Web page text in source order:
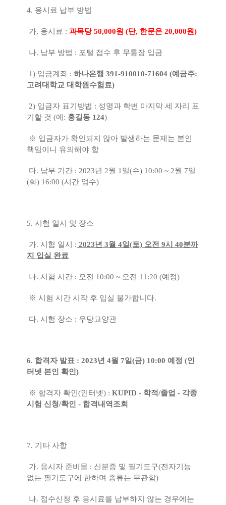
4. 응시료 납부 방법
가, 응시료 : 과목당 50,000원 (단, 한문은 20,000원)
나. 납부 방법 : 포털 접수 후 무통장 입금
1) 입금계좌 : 하나은행 391-910010-71604 (예금주:
고려대학교 대학원수험료)
2) 입금자 표기방법 : 성명과 학번 마지막 세 자리 표
기할 것 (예: 홍길동 124)
※ 입금자가 확인되지 않아 발생하는 문제는 본인
책임이니 유의해야 함
다. 납부 기간 : 2023년 2월 1일(수) 10:00 ~ 2월 7일
(화) 16:00 (시간 엄수)
5. 시험 일시 및 장소
가. 시험 일시 : 2023년 3월 4일(토) 오전 9시 40분까
지 입실 완료
나. 시험 시간 : 오전 10:00 ~ 오전 11:20 (예정)
※ 시험 시간 시작 후 입실 불가합니다.
다. 시험 장소 : 우당교양관
6. 합격자 발표 : 2023년 4월 7일(금) 10:00 예정 (인
터넷 본인 확인)
※ 합격자 확인(인터넷) : KUPID - 학적/졸업 - 각종
시험 신청/확인 - 합격내역조회
7. 기타 사항
가. 응시자 준비물 : 신분증 및 필기도구(전자기능
없는 필기도구에 한하며 종류는 무관함)
나. 접수신청 후 응시료를 납부하지 않는 경우에는